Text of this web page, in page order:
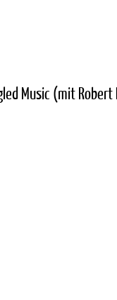
Music (mit